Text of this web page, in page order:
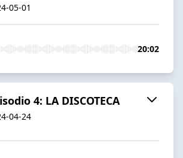
05-01
20:02
4: LA DISCOTECA
04-24